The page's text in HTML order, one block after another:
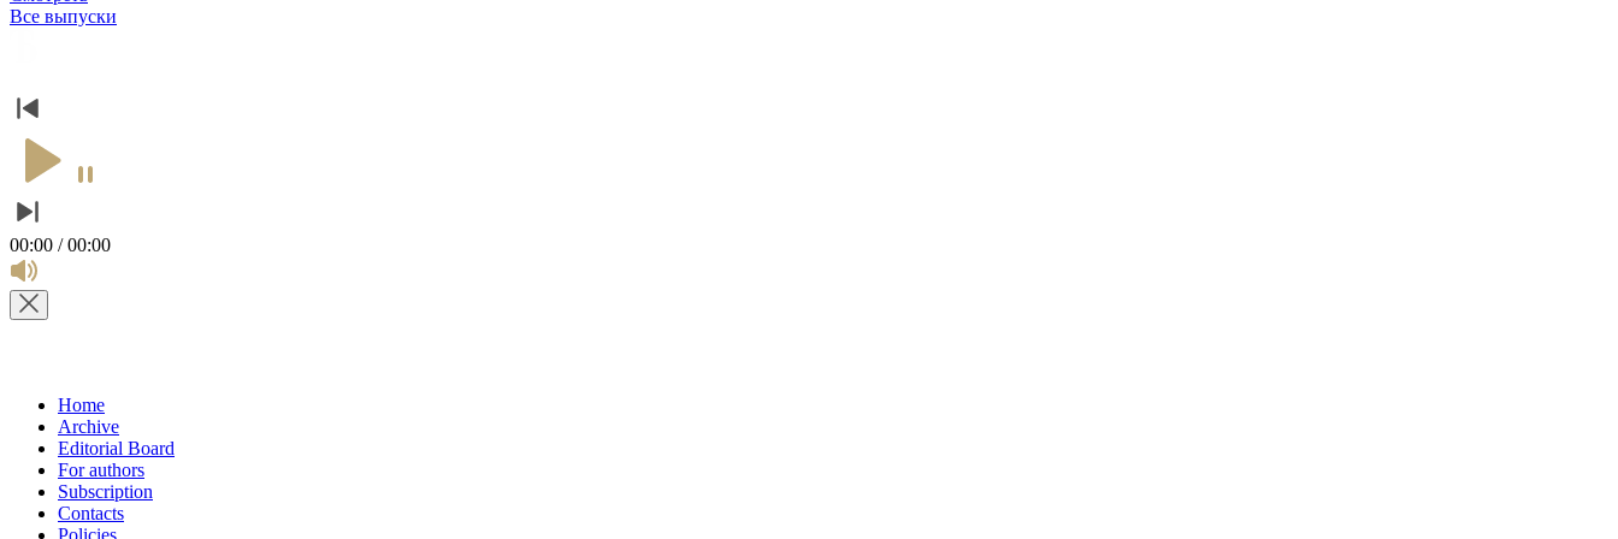
Все выпуски
00:00 / 00:00
Home
Archive
Editorial Board
For authors
Subscription
Contacts
Policies